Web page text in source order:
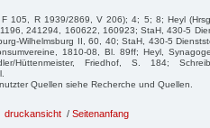
105, R 1939/2869, V 206); 4; 5; 8; Heyl
241294, 160622, 160923; StaH, 430-5
Wilhelmsburg II, 60, 40; StaH, 430-5
1810-08, Bl. 89ff; Heyl,
Hüttenmeister, Friedhof, S. 184;
Quellen siehe Recherche und Quellen.
druckansicht / Seitenanfang